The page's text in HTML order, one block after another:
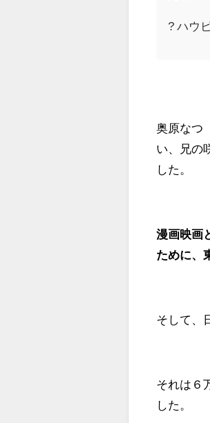
? ハウ
奥原なつ
い、兄の
した。
漫画映画
ために、
そして、
それは６
した。